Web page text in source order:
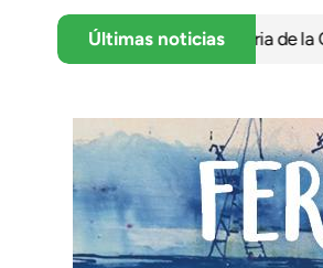
Últimas noticias
infantil de la Feria de la Cerveza de